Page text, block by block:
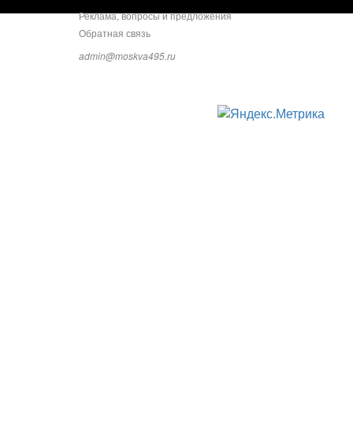
Реклама, вопросы и предложения
Обратная связь
admin@moskva495.ru